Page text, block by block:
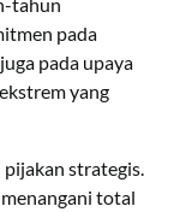
pada
pada upaya
yang
strategis.
total